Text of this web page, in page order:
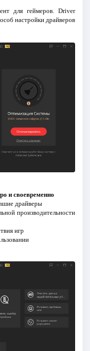
для геймеров. Driver
настройки драйверов
и своевременно
драйверы
производительности
игр